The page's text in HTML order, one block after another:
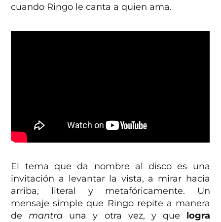
cuando Ringo le canta a quien ama.
El tema que da nombre al disco es una
invitación a levantar la vista, a mirar hacia
arriba, literal y metafóricamente. Un
mensaje simple que Ringo repite a manera
de mantra una y otra vez, y que logra